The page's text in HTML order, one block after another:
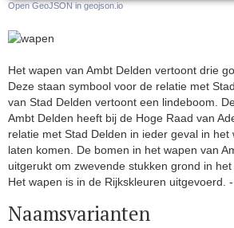
Open GeoJSON in geojson.io
Het wapen van Ambt Delden vertoont drie
Deze staan symbool voor de relatie met
van Stad Delden vertoont een lindeboom.
Ambt Delden heeft bij de Hoge Raad van
relatie met Stad Delden in ieder geval in
laten komen. De bomen in het wapen van
uitgerukt om zwevende stukken grond in
Het wapen is in de Rijkskleuren uitgevoerd.
Naamsvarianten